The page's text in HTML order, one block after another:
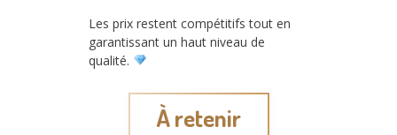
Les prix restent compétitifs tout en
garantissant un haut niveau de
qualité.
À retenir